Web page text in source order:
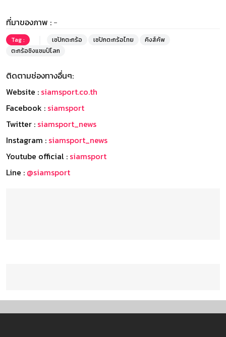
ที่มาของภาพ : -
Tag : เซปักตะกร้อ เซปักตะกร้อไทย
คิงส์คัพ
ตะกร้อชิงแชมป์โลก
ติดตามช่องทางอื่นๆ:
Website : siamsport.co.th
Facebook : siamsport
Twitter : siamsport_news
Instagram : siamsport_news
Youtube official : siamsport
Line : @siamsport